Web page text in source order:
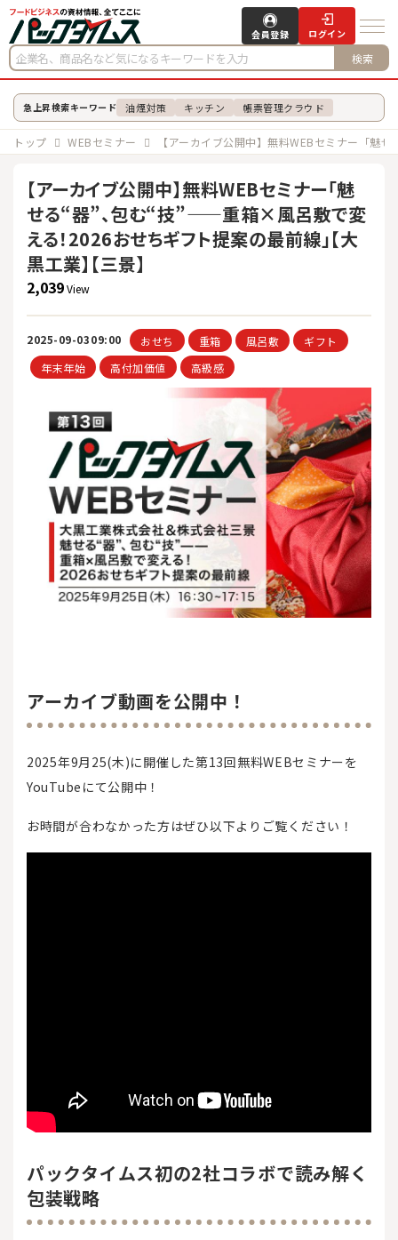
検索
会員登録 ログイン
急上昇検索キーワード 油煙対策 キッチン 帳票管理クラウド
トップ WEBセミナー 【アーカイブ公開中】無料WEBセミナー「
【アーカイブ公開中】無料WEBセミナー「魅
せる“器”、包む“技”——重箱×風呂敷で変
える！2026おせちギフト提案の最前線」【大
黒工業】【三景】
2,039View
2025-09-0309:00 おせち 重箱 風呂敷
ギフト
年末年始
高付加価値 高級感
アーカイブ動画を公開中！
2025年9月25(木)に開催した第13回無料WEBセミナーを
YouTubeにて公開中！
お時間が合わなかった方はぜひ以下よりご覧ください！
パックタイムス初の2社コラボで読み解く
包装戦略